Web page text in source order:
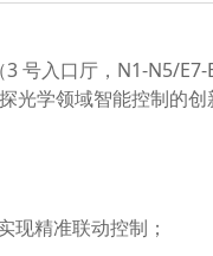
号入口厅，N1-N5/E7-
探光学领域智能控制的创
现精准联动控制；